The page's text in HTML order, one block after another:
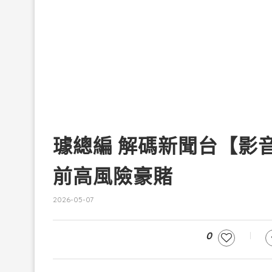
璩總編 解碼新聞台【
前高風險豪賭
2026-05-07
0